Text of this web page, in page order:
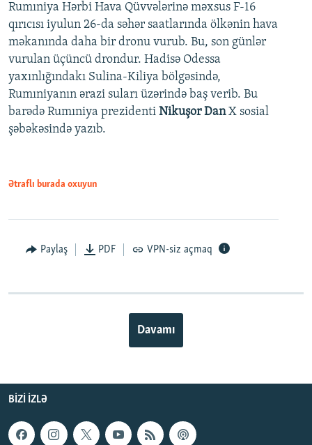
Rumıniya Hərbi Hava Qüvvələrinə məxsus F-16
qırıcısı iyulun 26-da səhər saatlarında ölkənin hava
məkanında daha bir dronu vurub. Bu, son günlər
vurulan üçüncü drondur. Hadisə Odessa
yaxınlığındakı Sulina-Kiliya bölgəsində,
Rumıniyanın ərazi suları üzərində baş verib. Bu
barədə Rumıniya prezidenti Nikuşor DanX sosial
şəbəkəsində yazıb.
Ətraflı burada oxuyun
Paylaş PDF VPN-siz açmaq
Davamı
BIZI IZLƏ